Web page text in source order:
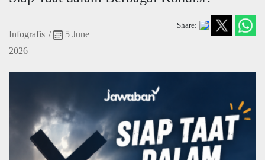
Infografis /
5 June
2026
Share: